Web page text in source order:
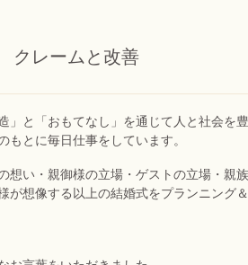
クレームと改善
」と「おもてなし」を通じて人と社会を
もとに毎日仕事をしています。
想い・親御様の立場・ゲストの立場・親
が想像する以上の結婚式をプランニング